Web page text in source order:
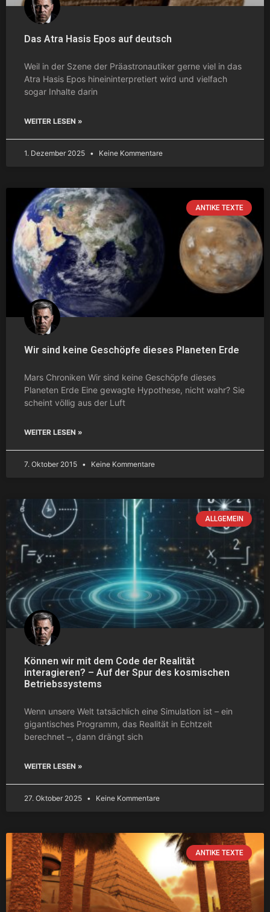
Das Atra Hasis Epos auf deutsch
Weil in der Szene der Präastronautiker gerne viel in das
Atra Hasis Epos hineininterpretiert wird und vielfach
sogar Inhalte darin
WEITER LESEN »
1. Dezember 2025 Keine Kommentare
ANTIKE TEXTE
Wir sind keine Geschöpfe dieses Planeten Erde
Mars Chroniken Wir sind keine Geschöpfe dieses
Planeten Erde Eine gewagte Hypothese, nicht wahr? Sie
scheint völlig aus der Luft
WEITER LESEN »
7. Oktober 2015 Keine Kommentare
ALLGEMEIN
Können wir mit dem Code der Realität
interagieren? – Auf der Spur des kosmischen
Betriebssystems
Wenn unsere Welt tatsächlich eine Simulation ist – ein
gigantisches Programm, das Realität in Echtzeit
berechnet –, dann drängt sich
WEITER LESEN »
27. Oktober 2025 Keine Kommentare
ANTIKE TEXTE